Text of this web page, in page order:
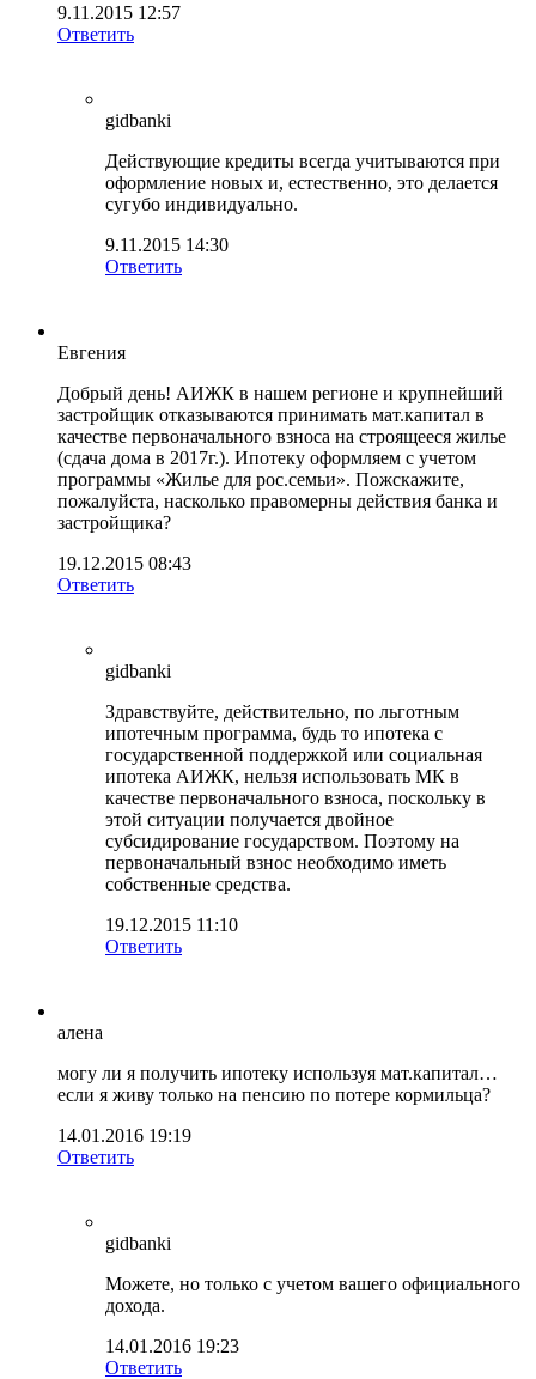
9.11.2015 12:57
Ответить
gidbanki
Действующие кредиты всегда учитываются при
оформление новых и, естественно, это делается
сугубо индивидуально.
9.11.2015 14:30
Ответить
Евгения
Добрый день! АИЖК в нашем регионе и крупнейший
застройщик отказываются принимать мат.капитал в
качестве первоначального взноса на строящееся жилье
(сдача дома в 2017г.). Ипотеку оформляем с учетом
программы «Жилье для рос.семьи». Пожскажите,
пожалуйста, насколько правомерны действия банка и
застройщика?
19.12.2015 08:43
Ответить
gidbanki
Здравствуйте, действительно, по льготным
ипотечным программа, будь то ипотека с
государственной поддержкой или социальная
ипотека АИЖК, нельзя использовать МК в
качестве первоначального взноса, поскольку в
этой ситуации получается двойное
субсидирование государством. Поэтому на
первоначальный взнос необходимо иметь
собственные средства.
19.12.2015 11:10
Ответить
алена
могу ли я получить ипотеку используя мат.капитал…
если я живу только на пенсию по потере кормильца?
14.01.2016 19:19
Ответить
gidbanki
Можете, но только с учетом вашего официального
дохода.
14.01.2016 19:23
Ответить